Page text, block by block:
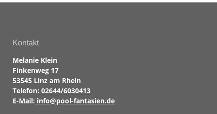
Kontakt
Melanie Klein
Finkenweg 17
53545 Linz am Rhein
Telefon: 02644/6030413
E-Mail: info@pool-fantasien.de